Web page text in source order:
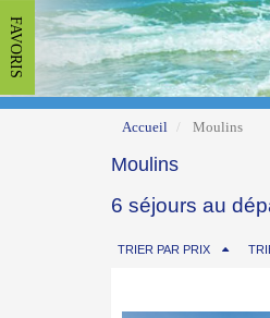
FAVORIS
Accueil Moulins
Moulins
6 séjours au
TRIER PAR PRIX